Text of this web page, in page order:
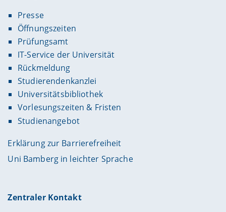
Presse
Öffnungszeiten
Prüfungsamt
IT-Service der Universität
Rückmeldung
Studierendenkanzlei
Universitätsbibliothek
Vorlesungszeiten & Fristen
Studienangebot
Erklärung zur Barrierefreiheit
Uni Bamberg in leichter Sprache
Zentraler Kontakt